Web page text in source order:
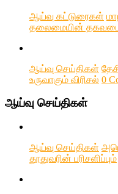
ஆய்வு கட்டுரைகள்
தலைமையின்
ஆய்வு செய்திகள்
உருவாகும் விரிசல் 0
ஆய்வு செய்திகள்
ஆய்வு செய்திகள்
தூதுவரின் பரிசளிப்பும்